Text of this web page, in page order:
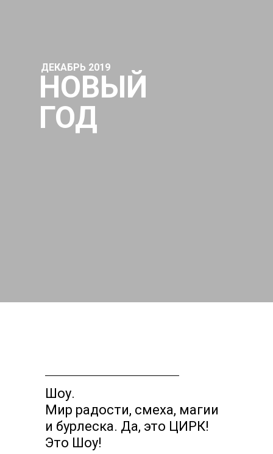
НОВЫЙ
ГОД
ДЕКАБРЬ 2019
Шоу.
Мир радости, смеха, магии
и бурлеска. Да, это ЦИРК!
Это Шоу!